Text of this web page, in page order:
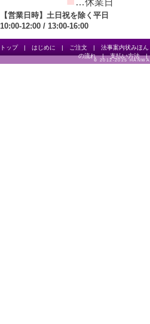
…休業日
【営業日時】土日祝を除く平日
10:00-12:00 / 13:00-16:00
トップ| はじめに | ご注文 | 法事案内状みほん
の流れ|支払い方法
© 2012-2025